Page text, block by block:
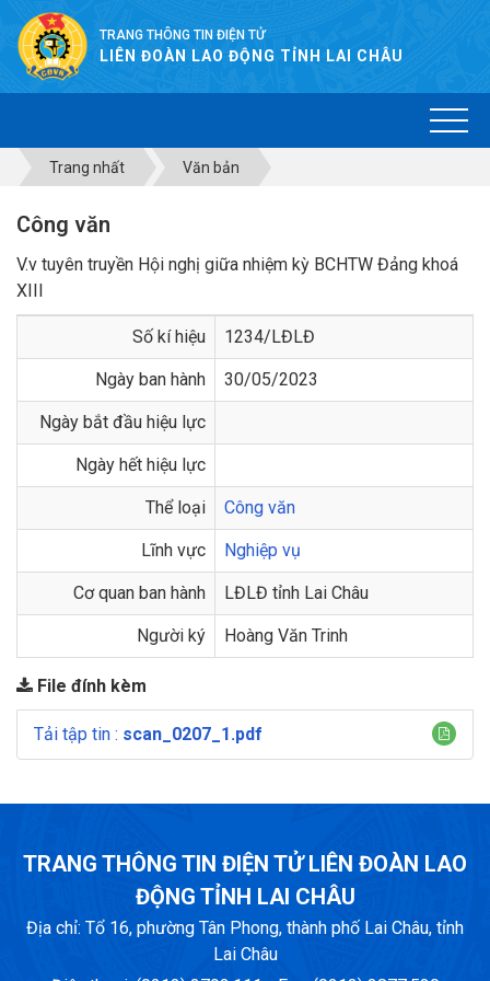
TRANG THÔNG TIN ĐIỆN TỬ
LIÊN ĐOÀN LAO ĐỘNG TỈNH LAI CHÂU
Trang nhất Văn bản
Công văn
V.v tuyên truyền Hội nghị giữa nhiệm kỳ BCHTW Đảng khoá
XIII
Số kí hiệu 1234/LĐLĐ
Ngày ban hành 30/05/2023
Ngày bắt đầu hiệu lực
Ngày hết hiệu lực
Thể loại Công văn
Lĩnh vực Nghiệp vụ
Cơ quan ban hành LĐLĐ tỉnh Lai Châu
Người ký Hoàng Văn Trinh
File đính kèm
Tải tập tin : scan_0207_1.pdf
TRANG THÔNG TIN ĐIỆN TỬ LIÊN ĐOÀN LAO
ĐỘNG TỈNH LAI CHÂU
Địa chỉ: Tổ 16, phường Tân Phong, thành phố Lai Châu, tỉnh
Lai Châu